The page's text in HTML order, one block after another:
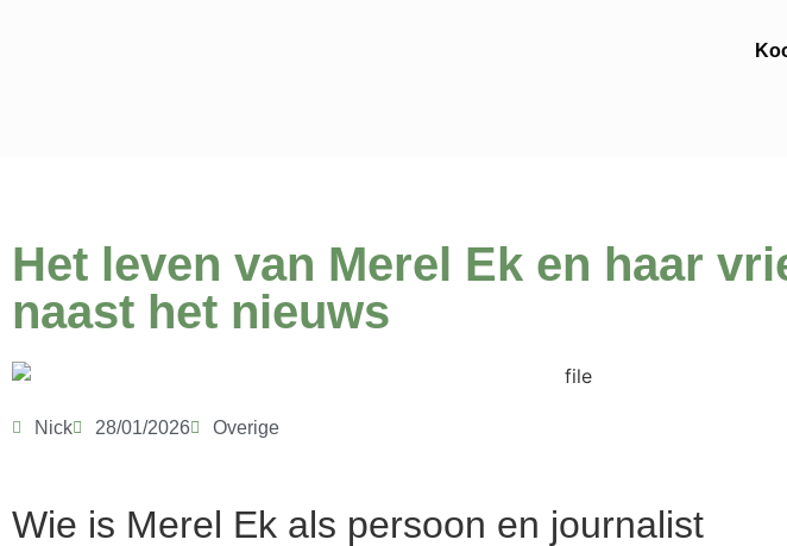
Het leven van Merel Ek en haar
naast het nieuws
Nick 28/01/2026 Overige
Wie is Merel Ek als persoon en journalist